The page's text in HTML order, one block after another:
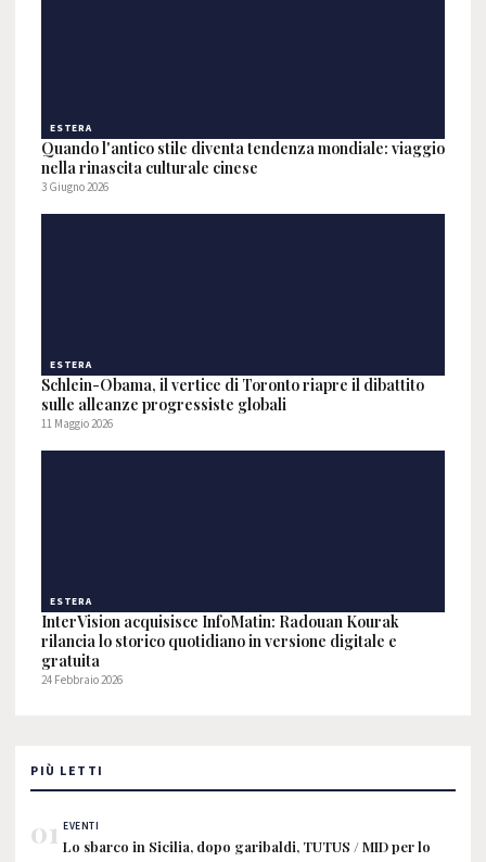
ESTERA
Quando l'antico stile diventa tendenza mondiale: viaggio
nella rinascita culturale cinese
3 Giugno 2026
ESTERA
Schlein-Obama, il vertice di Toronto riapre il dibattito
sulle alleanze progressiste globali
11 Maggio 2026
ESTERA
InterVision acquisisce InfoMatin: Radouan Kourak
rilancia lo storico quotidiano in versione digitale e
gratuita
24 Febbraio 2026
PIÙ LETTI
01 EVENTI
Lo sbarco in Sicilia, dopo garibaldi, TUTUS / MID per lo